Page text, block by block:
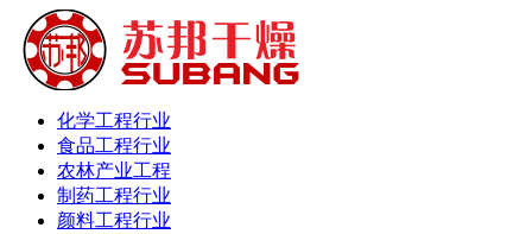
化学工程行业
食品工程行业
农林产业工程
制药工程行业
颜料工程行业